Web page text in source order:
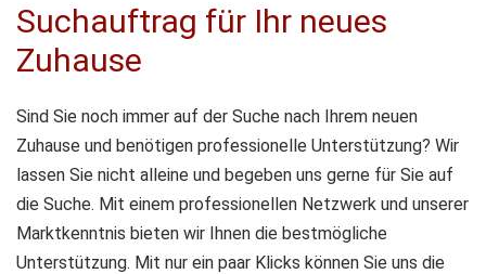
Suchauftrag für Ihr neues
Zuhause
Sind Sie noch immer auf der Suche nach Ihrem neuen
Zuhause und benötigen professionelle Unterstützung? Wir
lassen Sie nicht alleine und begeben uns gerne für Sie auf
die Suche. Mit einem professionellen Netzwerk und unserer
Marktkenntnis bieten wir Ihnen die bestmögliche
Unterstützung. Mit nur ein paar Klicks können Sie uns die